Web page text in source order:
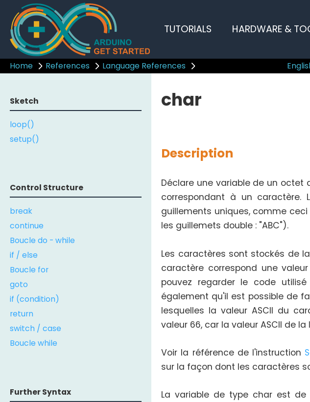
TUTORIALS HARDWARE &
Home References Language References
Sketch
loop()
setup()
Control Structure
break
continue
Boucle do - while
if / else
Boucle for
goto
if (condition)
return
switch / case
Boucle while
Further Syntax
char
Description
Déclare une variable de un
correspondant à un caractère.
guillements uniques, comme
les guillemets double : "ABC").
Les caractères sont stockés de
caractère correspond une
pouvez regarder le code
également qu'il est possible de
lesquelles la valeur ASCII du
valeur 66, car la valeur ASCII de
Voir la référence de l'instruction
sur la façon dont les caractères
La variable de type char est